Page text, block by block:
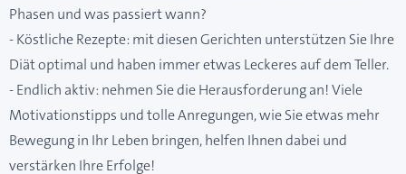
Phasen und was passiert wann?
- Köstliche Rezepte: mit diesen Gerichten unterstützen Sie Ihre
Diät optimal und haben immer etwas Leckeres auf dem Teller.
- Endlich aktiv: nehmen Sie die Herausforderung an! Viele
Motivationstipps und tolle Anregungen, wie Sie etwas mehr
Bewegung in Ihr Leben bringen, helfen Ihnen dabei und
verstärken Ihre Erfolge!